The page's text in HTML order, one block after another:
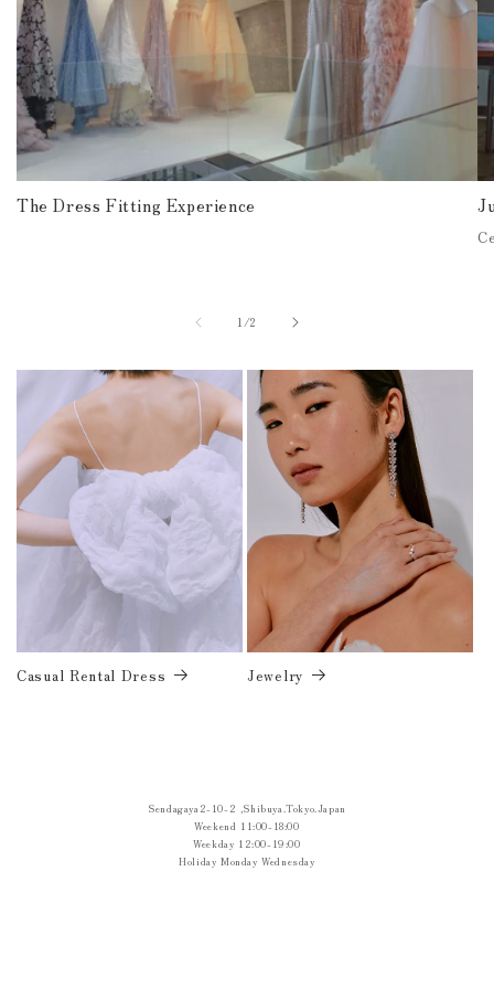
The Dress Fitting Experience
1/of2
Casual Rental Dress Jewelry
Sendagaya2-10-2 ,Shibuya.Tokyo.Japan
Weekend 11:00-18:00
Weekday 12:00-19:00
Holiday Monday Wednesday